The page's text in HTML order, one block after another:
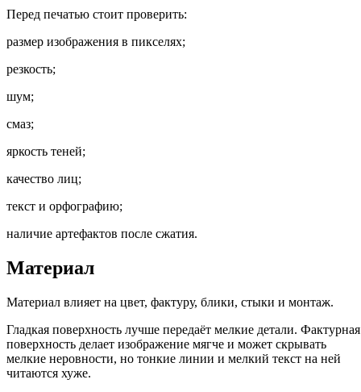
Перед печатью стоит проверить:
размер изображения в пикселях;
резкость;
шум;
смаз;
яркость теней;
качество лиц;
текст и орфографию;
наличие артефактов после сжатия.
Материал
Материал влияет на цвет, фактуру, блики, стыки и монтаж.
Гладкая поверхность лучше передаёт мелкие детали. Фактурная
поверхность делает изображение мягче и может скрывать
мелкие неровности, но тонкие линии и мелкий текст на ней
читаются хуже.